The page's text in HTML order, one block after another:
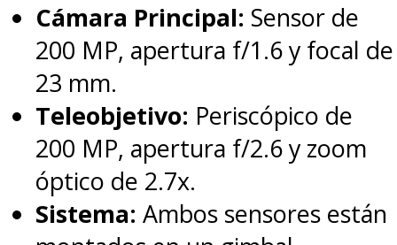
sensor de 200 MP optimizado
para cine profesional.
Aunque HONOR aún no
confirma la fecha exacta, todo
apunta a queagosto será el
mes de su debut comercial en
Cámara Principal: Sensor de
200 MP, apertura f/1.6 y focal de
23 mm.
Teleobjetivo: Periscópico de
200 MP, apertura f/2.6 y zoom
óptico de 2.7x.
Sistema: Ambos sensores están